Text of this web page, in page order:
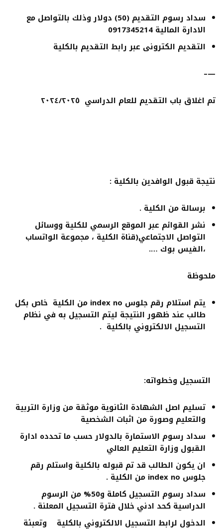
سداد رسوم التقديم (50) دولار وذلك بالتواصل مع
الادارة المالية 0917345214
التقديم الكترونى عبر رابط التقديم بالكلية
—–
تم اغلاق باب التقديم للعام الدراسي ٢٠٢٤/٢٠٢٥
نتيجة قبول الوافدين بالكلية :
برسالة من الكلية .
نشر القوائم عبر الموقع الرسمي للكلية ووسائل
التواصل الاجتماعي(قناة الكلية ، مجموعة الواتساب
،الفيس بوك ….
ملحوظة
يتم استلام رقم جلوس index no من الكلية خاص بكل
طالب عند ظهور النتيجة ليتم التسجيل به في نظام
التسجيل الالكتروني بالكلية .
التسجيل وخطواته:
تسليم اصل الشهادة الثانوية موثقة من وزارة التربية
والتعليم وصورة من اثبات الشخصية
سداد رسوم الاستمارة بالدولار حسب ما تحدده ادارة
القبول وزارة التعليم العالي
ان يكون الطالب قد تم قبوله بالكلية واستلم رقم
جلوس index no من الكلية .
سداد رسوم التسجيل كاملة و50% من الرسوم
الدراسية كحد ادني خلال فترة التسجيل المعلنة .
الدخول لرابط التسجيل الالكتروني بالكلية وتعبئة